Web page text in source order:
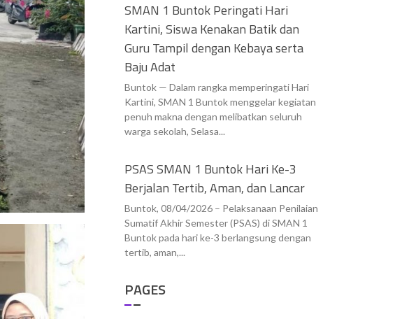
SMAN 1 Buntok Peringati Hari
Kartini, Siswa Kenakan Batik dan
Guru Tampil dengan Kebaya serta
Baju Adat
Buntok — Dalam rangka memperingati Hari
Kartini, SMAN 1 Buntok menggelar kegiatan
penuh makna dengan melibatkan seluruh
warga sekolah, Selasa...
PSAS SMAN 1 Buntok Hari Ke-3
Berjalan Tertib, Aman, dan Lancar
Buntok, 08/04/2026 – Pelaksanaan Penilaian
Sumatif Akhir Semester (PSAS) di SMAN 1
Buntok pada hari ke-3 berlangsung dengan
tertib, aman,...
PAGES